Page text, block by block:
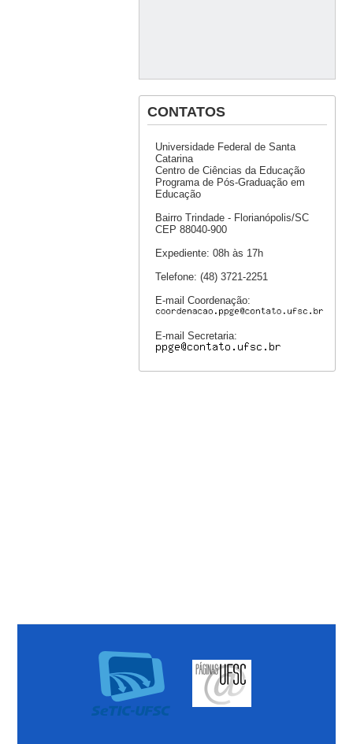
CONTATOS
Universidade Federal de Santa
Catarina
Centro de Ciências da Educação
Programa de Pós-Graduação em
Educação
Bairro Trindade - Florianópolis/SC
CEP 88040-900
Expediente: 08h às 17h
Telefone: (48) 3721-2251
E-mail Coordenação:
E-mail Secretaria: